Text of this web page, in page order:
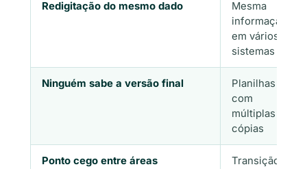
Redigitação do mesmo dado
Mesma
informação
em vários
sistemas
Ninguém sabe a versão final
Planilhas
com
múltiplas
cópias
Ponto cego entre áreas
Transição